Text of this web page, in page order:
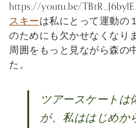
https://youtu.be/
スキーは私にとって運動の
のためにも欠かせなくなり
周囲をもっと見ながら森の
た。
ツアースケートは
が、私ははじめか